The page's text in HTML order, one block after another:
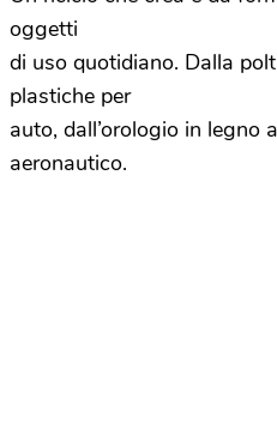
oggetti
di uso quotidiano. Dalla
plastiche per
auto, dall’orologio in legno
aeronautico.